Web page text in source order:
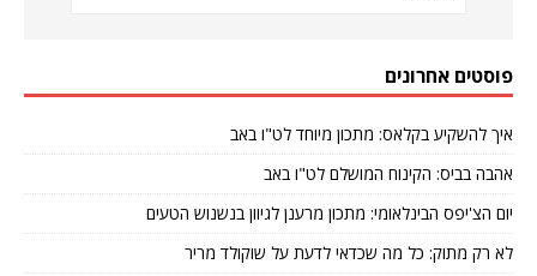
פוסטים אחרונים
איך להשקיע בקלאס: מתכון מיוחד לט"ו באב
אהבה בביס: הקינוח המושלם לט"ו באב
יום הצ'יפס הבינלאומי: מתכון מרענן לגיוון בנשנוש הטעים
לא רק מתוק: כל מה שכדאי לדעת על שוקולד מריר